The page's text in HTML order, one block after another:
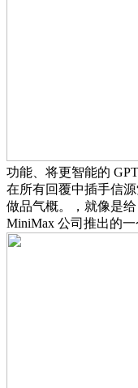
功能、将更智能的
在所有回覆中插手信
做品气概。，就像是
MiniMax 公司推出的